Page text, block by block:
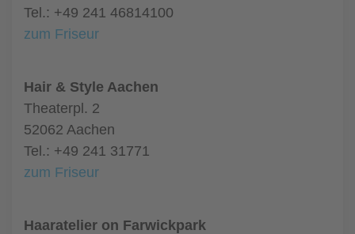
Tel.: +49 241 46814100
zum Friseur
Hair & Style Aachen
Theaterpl. 2
52062 Aachen
Tel.: +49 241 31771
zum Friseur
Haaratelier on Farwickpark